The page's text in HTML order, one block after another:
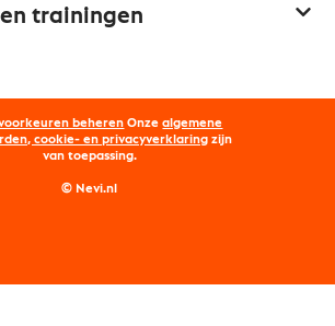
trainingen
beheren Onzealgemene
cookie- en privacyverklaring zijn
van toepassing.
© Nevi.nl